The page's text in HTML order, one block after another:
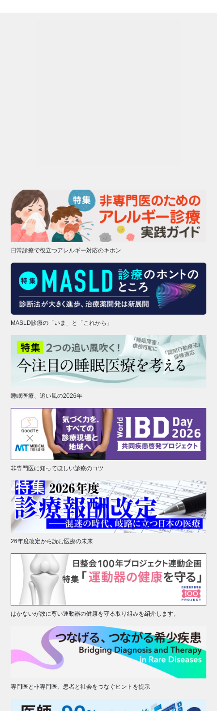
日常診療で役立つアレルギー対応のキホン
MASLD診療の「いま」と「これから」
睡眠医療、追い風の2026年
非専門医に知ってほしい診療のコツ
26年度改定から読む医療の未来
はかないが故に尊い運動器の健康を守る取り組みを紹介します。
専門医と非専門医、患者と社会をつなぐヒントを提示